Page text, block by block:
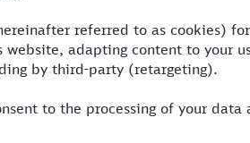
BUS,RE,ICE